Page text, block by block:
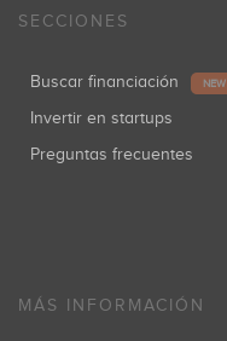
SECCIONES
Buscar financiación NEW
Invertir en startups
Preguntas frecuentes
MÁS INFORMACIÓN